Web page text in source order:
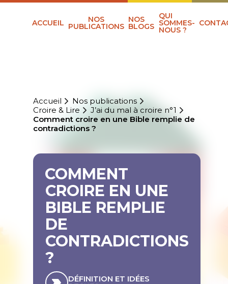
ACCUEIL NOS
PUBLICATIONS
NOS
BLOGS
QUI
SOMMES-
NOUS ?
Accueil
Nos publications
Croire & Lire
J’ai du mal à croire n°1
Comment croire en une Bible remplie de
contradictions ?
COMMENT
CROIRE EN UNE
BIBLE REMPLIE
DE
CONTRADICTIONS
?
DÉFINITION ET IDÉES